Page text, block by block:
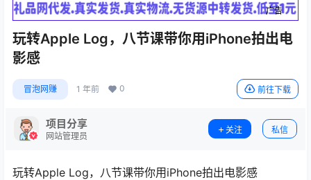
广告
玩转Apple Log，八节课带你用iPhone拍出电
影感
冒泡网赚 1 年前 0 前往下载
项目分享
网站管理员
关注 私信
玩转Apple Log，八节课带你用iPhone拍出电影感